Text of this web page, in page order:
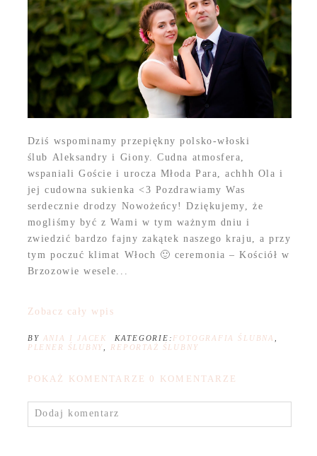
Dziś wspominamy przepiękny polsko-włoski
ślub Aleksandry i Giony. Cudna atmosfera,
wspaniali Goście i urocza Młoda Para, achhh Ola i
jej cudowna sukienka <3 Pozdrawiamy Was
serdecznie drodzy Nowożeńcy! Dziękujemy, że
mogliśmy być z Wami w tym ważnym dniu i
zwiedzić bardzo fajny zakątek naszego kraju, a przy
tym poczuć klimat Włoch 🙂 ceremonia – Kościół w
Brzozowie wesele...
Zobacz cały wpis
BY ANIA I JACEK KATEGORIE: FOTOGRAFIA ŚLUBNA
PLENER ŚLUBNY
REPORTAŻ ŚLUBNY
POKAŻ KOMENTARZE 0 KOMENTARZE
Dodaj komentarz